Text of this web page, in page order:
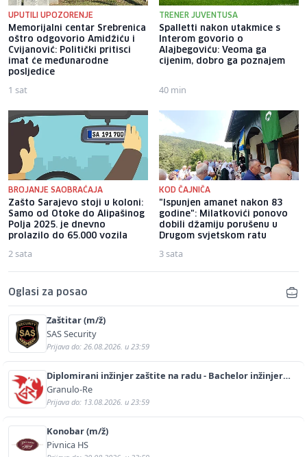
UPUTILI UPOZORENJE
Memorijalni centar Srebrenica
oštro odgovorio Amidžiću i
Cvijanović: Politički pritisci
imat će međunarodne
posljedice
1 sat
TRENER JUVENTUSA
Spalletti nakon utakmice s
Interom govorio o
Alajbegoviću: Veoma ga
cijenim, dobro ga poznajem
40 min
BROJANJE SAOBRAĆAJA
Zašto Sarajevo stoji u koloni:
Samo od Otoke do Alipašinog
Polja 2025. je dnevno
prolazilo do 65.000 vozila
2 sata
KOD ČAJNIČA
"Ispunjen amanet nakon 83
godine": Milatkovići ponovo
dobili džamiju porušenu u
Drugom svjetskom ratu
3 sata
Oglasi za posao
Zaštitar (m/ž)
SAS Security
Prijava do: 26.08.2026. u 23:59
Diplomirani inžinjer zaštite na radu - Bachelor inžinjer
sigurnosti i pomoći (m/ž)
Granulo-Re
Prijava do: 13.08.2026. u 23:59
Konobar (m/ž)
Pivnica HS